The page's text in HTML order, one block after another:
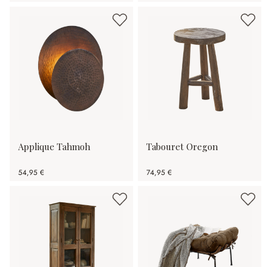
Applique Tahmoh
54,95 €
Tabouret Oregon
74,95 €